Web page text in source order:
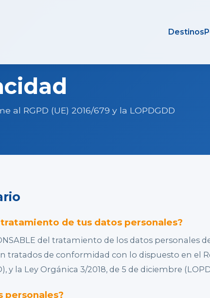
Destinos
RGPD (UE) 2016/679 y la LOPDGDD
de tus datos personales?
del tratamiento de los datos personales
tratados de conformidad con lo dispuesto en el
y la Ley Orgánica 3/2018, de 5 de diciembre
personales?